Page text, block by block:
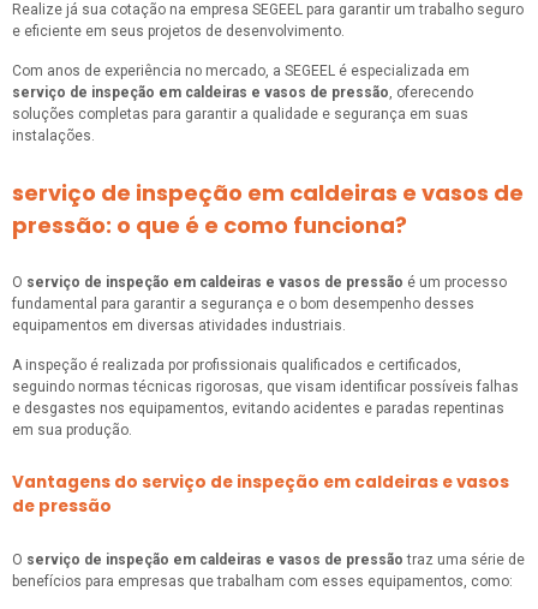
Realize já sua cotação na empresa SEGEEL para garantir um trabalho seguro
e eficiente em seus projetos de desenvolvimento.
Com anos de experiência no mercado, a SEGEEL é especializada em
serviço de inspeção em caldeiras e vasos de pressão, oferecendo
soluções completas para garantir a qualidade e segurança em suas
instalações.
serviço de inspeção em caldeiras e vasos de
pressão: o que é e como funciona?
O serviço de inspeção em caldeiras e vasos de pressão é um processo
fundamental para garantir a segurança e o bom desempenho desses
equipamentos em diversas atividades industriais.
A inspeção é realizada por profissionais qualificados e certificados,
seguindo normas técnicas rigorosas, que visam identificar possíveis falhas
e desgastes nos equipamentos, evitando acidentes e paradas repentinas
em sua produção.
Vantagens do serviço de inspeção em caldeiras e vasos
de pressão
O serviço de inspeção em caldeiras e vasos de pressão traz uma série de
benefícios para empresas que trabalham com esses equipamentos, como: